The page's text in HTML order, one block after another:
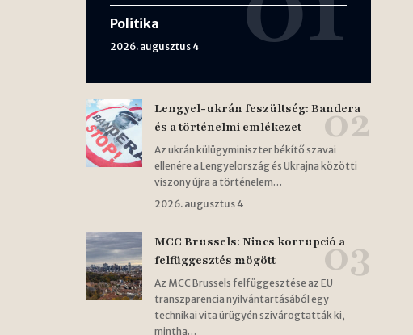
Politika
2026. augusztus 4
Lengyel-ukrán feszültség: Bandera
és a történelmi emlékezet
Az ukrán külügyminiszter békítő szavai
ellenére a Lengyelország és Ukrajna közötti
viszony újra a történelem…
2026. augusztus 4
MCC Brussels: Nincs korrupció a
felfüggesztés mögött
Az MCC Brussels felfüggesztése az EU
transzparencia nyilvántartásából egy
technikai vita ürügyén szivárogtatták ki,
mintha…